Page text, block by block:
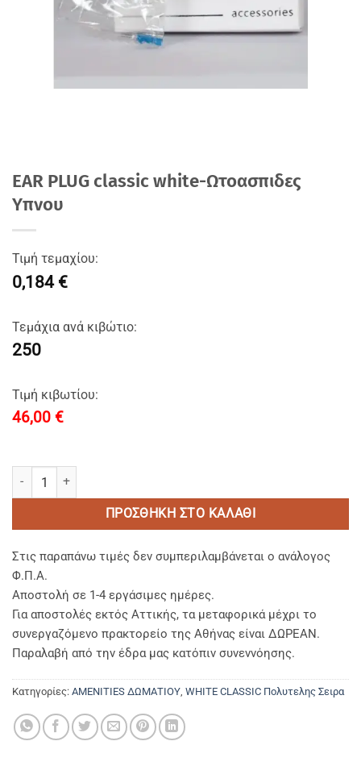
EAR PLUG classic white-Ωτοασπιδες
Υπνου
Τιμή τεμαχίου:
0,184 €
Τεμάχια ανά κιβώτιο:
250
Τιμή κιβωτίου:
46,00 €
EAR PLUG classic white-Ωτοασπιδες Υπνου ποσότητα
ΠΡΟΣΘΉΚΗ ΣΤΟ ΚΑΛΆΘΙ
Στις παραπάνω τιμές δεν συμπεριλαμβάνεται ο ανάλογος
Φ.Π.Α.
Αποστολή σε 1-4 εργάσιμες ημέρες.
Για αποστολές εκτός Αττικής, τα μεταφορικά μέχρι το
συνεργαζόμενο πρακτορείο της Αθήνας είναι ΔΩΡΕΑΝ.
Παραλαβή από την έδρα μας κατόπιν συνεννόησης.
Κατηγορίες: AMENITIES ΔΩΜΑΤΙΟΥ WHITE CLASSIC Πολυτελης Σειρα